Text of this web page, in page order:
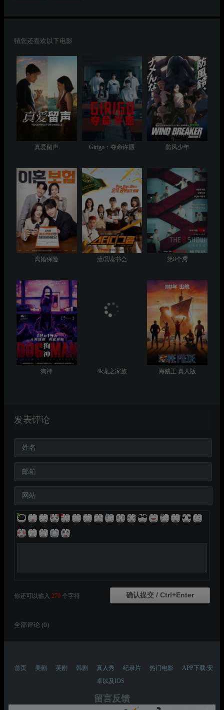
猜您还喜欢以下电影
真爱留声 Girigo：夺命许愿 防风少年
离婚保险 流氓读书会 第8个秀
狗神 4k龙之家族 海贼王 真人版
发表评论
姓名
邮箱
网站
你还可以输入 270 个字符
全部评论 (0)
首页 美剧 英剧 韩剧 真人秀 纪录片 热门电影
APP下载:安
卓以及IOS
留言反馈